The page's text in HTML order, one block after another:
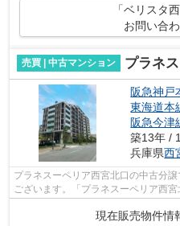
「ベリスタ
お問い合
売買 | 中古マンション プラネ
阪急神戸
東海道本
阪急今津
築13年 /
兵庫県西
プラネスーペリア西宮北口の中古分
ございます。「プラネスーペリア西
歩7分の立地になります。南側再開発
現在販売物件情